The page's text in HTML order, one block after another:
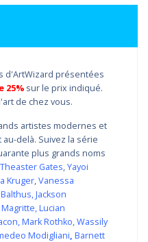
d'ArtWizard présentées
25% sur le prix indiqué.
de chez vous.
artistes modernes et
delà. Suivez la série
plus grands noms
Theaster Gates,Yayoi
Kruger,Vanessa
Balthus,Jackson
,Lucian
,Mark Rothko,Wassily
Modigliani, Barnett